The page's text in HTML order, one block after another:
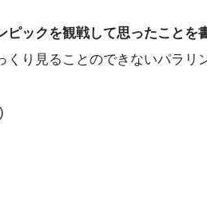
ピックを観戦して思ったことを
り見ることのできないパラリ